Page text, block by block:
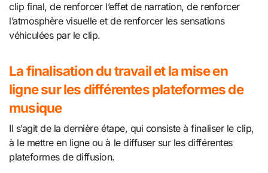
clip final, de renforcer l’effet de narration, de renforcer
l’atmosphère visuelle et de renforcer les sensations
véhiculées par le clip.
La finalisation du travail et la mise en
ligne sur les différentes plateformes de
musique
Il s’agit de la dernière étape, qui consiste à finaliser le clip,
à le mettre en ligne ou à le diffuser sur les différentes
plateformes de diffusion.